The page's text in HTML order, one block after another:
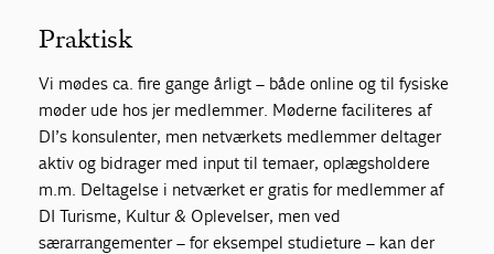
Praktisk
Vi mødes ca. fire gange årligt – både online og til fysiske
møder ude hos jer medlemmer. Møderne faciliteres af
DI’s konsulenter, men netværkets medlemmer deltager
aktiv og bidrager med input til temaer, oplægsholdere
m.m. Deltagelse i netværket er gratis for medlemmer af
DI Turisme, Kultur & Oplevelser, men ved
særarrangementer – for eksempel studieture – kan der